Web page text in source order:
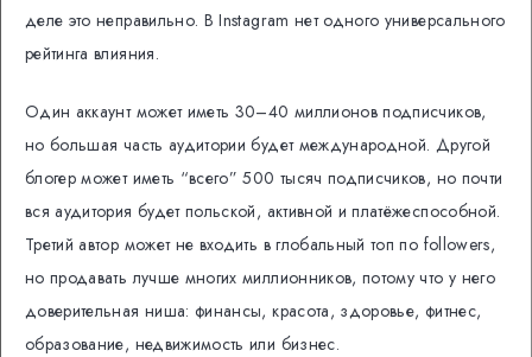
деле это неправильно. В Instagram нет одного универсального
рейтинга влияния.
Один аккаунт может иметь 30–40 миллионов подписчиков,
но большая часть аудитории будет международной. Другой
блогер может иметь “всего” 500 тысяч подписчиков, но почти
вся аудитория будет польской, активной и платёжеспособной.
Третий автор может не входить в глобальный топ по followers,
но продавать лучше многих миллионников, потому что у него
доверительная ниша: финансы, красота, здоровье, фитнес,
образование, недвижимость или бизнес.